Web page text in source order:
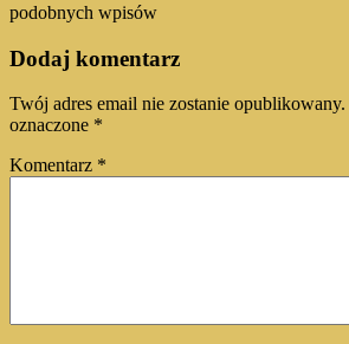
podobnych wpisów
Dodaj komentarz
Twój adres email nie zostanie opublikowany.
oznaczone *
Komentarz *